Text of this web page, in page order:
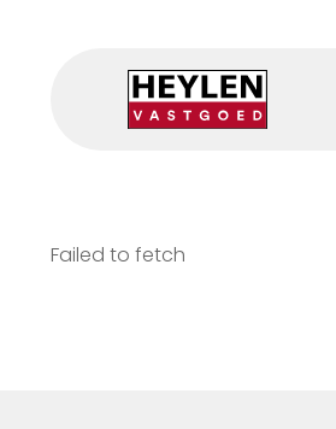
Failed to fetch